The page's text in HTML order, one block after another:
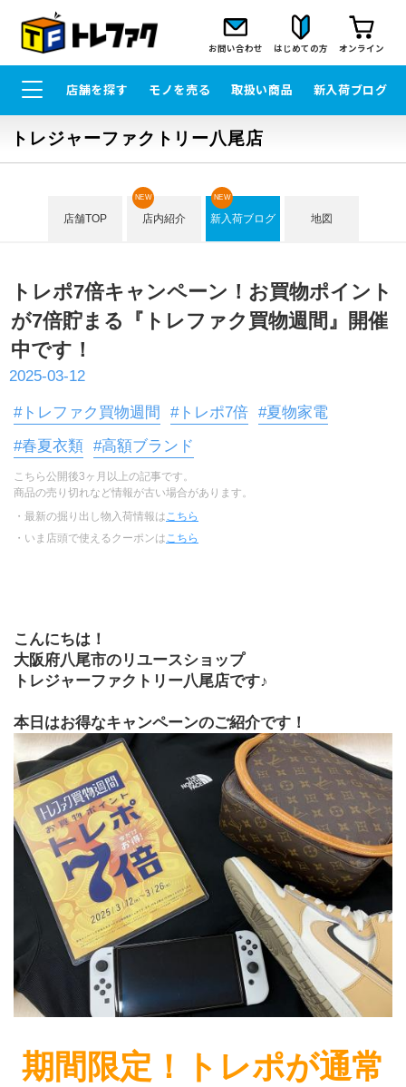
お問い合わせ はじめての方 オンライン
店舗を探す モノを売る 取扱い商品 新入荷ブログ
トレジャーファクトリー八尾店
店舗TOP 店内紹介
NEW
新入荷ブログ
NEW
地図
トレポ7倍キャンペーン！お買物ポイント
が7倍貯まる『トレファク買物週間』開催
中です！
2025-03-12
#トレファク買物週間 #トレポ7倍 #夏物家電
#春夏衣類 #高額ブランド
こちら公開後3ヶ月以上の記事です。
商品の売り切れなど情報が古い場合があります。
・最新の掘り出し物入荷情報は こちら
・いま店頭で使えるクーポンは こちら
こんにちは！
大阪府八尾市のリユースショップ
トレジャーファクトリー八尾店です♪
本日はお得なキャンペーンのご紹介です！
期間限定！トレポが通常